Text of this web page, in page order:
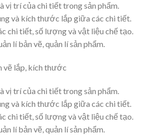
vị trí của chi tiết trong sản phẩm.
và kích thước lắp giữa các chi tiết.
chi tiết, số lượng và vật liệu chế tạo.
lí bản vẽ, quản lí sản phẩm.
vẽ lắp, kích thước
vị trí của chi tiết trong sản phẩm.
và kích thước lắp giữa các chi tiết.
chi tiết, số lượng và vật liệu chế tạo.
lí bản vẽ, quản lí sản phẩm.